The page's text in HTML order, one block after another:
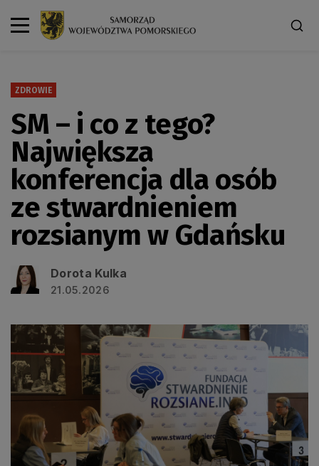
ZDROWIE
SM – i co z tego?
Największa
konferencja dla osób
ze stwardnieniem
rozsianym w Gdańsku
Dorota Kulka
21.05.2026